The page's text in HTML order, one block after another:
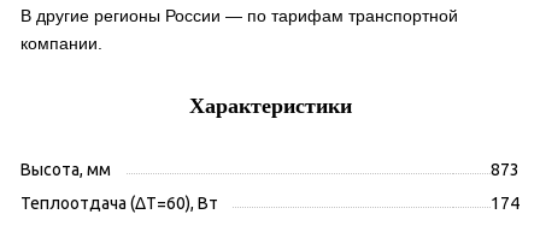
В другие регионы России — по тарифам транспортной
компании.
Характеристики
Высота, мм
873
Теплоотдача (ΔT=60), Вт
174